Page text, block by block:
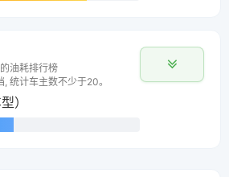
油耗排行榜
统计车主数不少于20。
）